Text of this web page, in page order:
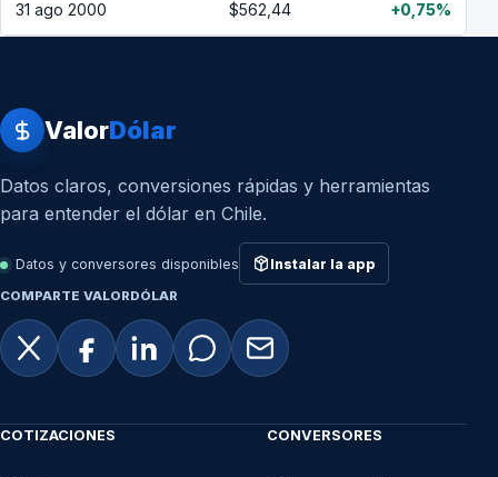
31 ago 2000 $562,44 +0,75%
ValorDólar
Datos claros, conversiones rápidas y herramientas
para entender el dólar en Chile.
Datos y conversores disponibles Instalar la app
COMPARTE VALORDÓLAR
COTIZACIONES CONVERSORES